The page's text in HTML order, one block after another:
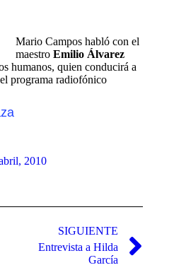
Mario Campos habló con el
maestro Emilio Álvarez
humanos, quien conducirá a
programa radiofónico
2010
SIGUIENTE
Publicación
Entrevista a Hilda
García